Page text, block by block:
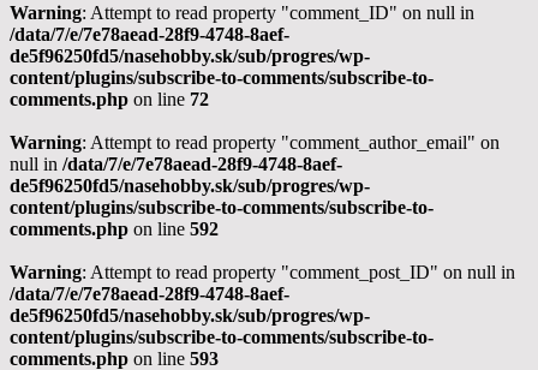
Warning: Attempt to read property "comment_ID" on null in
/data/7/e/7e78aead-28f9-4748-8aef-
de5f96250fd5/nasehobby.sk/sub/progres/wp-
content/plugins/subscribe-to-comments/subscribe-to-
comments.php on line 72
Warning: Attempt to read property "comment_author_email" on
null in /data/7/e/7e78aead-28f9-4748-8aef-
de5f96250fd5/nasehobby.sk/sub/progres/wp-
content/plugins/subscribe-to-comments/subscribe-to-
comments.php on line 592
Warning: Attempt to read property "comment_post_ID" on null in
/data/7/e/7e78aead-28f9-4748-8aef-
de5f96250fd5/nasehobby.sk/sub/progres/wp-
content/plugins/subscribe-to-comments/subscribe-to-
comments.php on line 593